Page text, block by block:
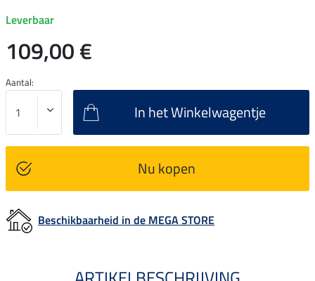
Leverbaar
109,00 €
Aantal:
In het Winkelwagentje
Nu kopen
Beschikbaarheid in de MEGA STORE